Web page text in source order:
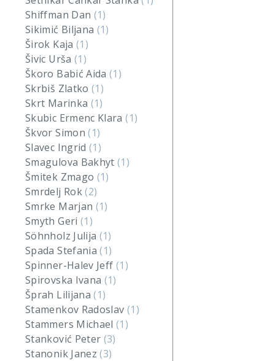
Shiffman Dan (1)
Sikimić Biljana (1)
Širok Kaja (1)
Šivic Urša (1)
Škoro Babić Aida(1)
Skrbiš Zlatko(1)
Skrt Marinka (1)
Skubic Ermenc Klara(1)
Škvor Simon(1)
Slavec Ingrid(1)
Smagulova Bakhyt(1)
Šmitek Zmago (1)
Smrdelj Rok(2)
Smrke Marjan (1)
Smyth Geri (1)
Söhnholz Julija (1)
Spada Stefania(1)
Spinner-Halev Jeff (1)
Spirovska Ivana (1)
Šprah Lilijana(1)
Stamenkov Radoslav (1)
Stammers Michael(1)
Stanković Peter (3)
Stanonik Janez(3)